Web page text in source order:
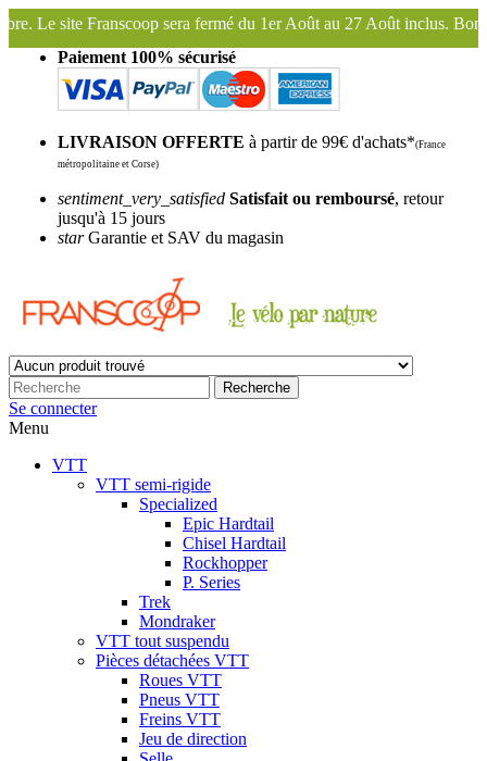
du 1er Août au 27 Août inclus. Bonnes vacances !
Franscoop,
Paiement 100% sécurisé
LIVRAISON OFFERTE à partir de 99€ d'achats*(France
métropolitaine et Corse)
sentiment_very_satisfied Satisfait ou remboursé, retour
jusqu'à 15 jours
starGarantie et SAV du magasin
Recherche
Se connecter
Menu
VTT
VTT semi-rigide
Specialized
Epic Hardtail
Chisel Hardtail
Rockhopper
P. Series
Trek
Mondraker
VTT tout suspendu
Pièces détachées VTT
Roues VTT
Pneus VTT
Freins VTT
Jeu de direction